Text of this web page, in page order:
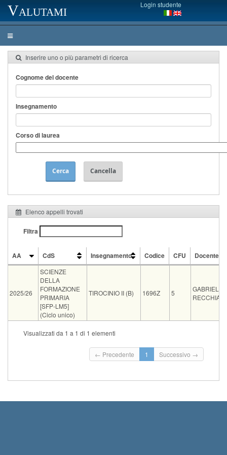
Valutami Login studente
Inserire uno o più parametri di ricerca
Cognome del docente
Insegnamento
Corso di laurea
Cerca Cancella
Elenco appelli trovati
Filtra
AA CdS Insegnamento Codice CFU
Docente
CdS
2025/26
SCIENZE
DELLA
FORMAZIONE
PRIMARIA
[SFP-LM5]
(Ciclo unico)
TIROCINIO II (B) 1696Z 5
GABRIELE
RECCHIA
Data e ora Sede Note
Consegna relazione annuale entro il
21 agosto 2026
0
Visualizzati da 1 a 1 di 1 elementi
← Precedente 1 Successivo →